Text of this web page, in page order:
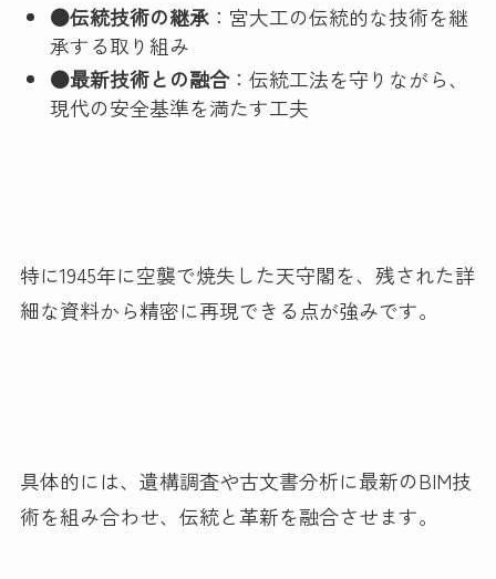
●伝統技術の継承：宮大工の伝統的な技術を継
承する取り組み
●最新技術との融合：伝統工法を守りながら、
現代の安全基準を満たす工夫
特に1945年に空襲で焼失した天守閣を、残された詳
細な資料から精密に再現できる点が強みです。
具体的には、遺構調査や古文書分析に最新のBIM技
術を組み合わせ、伝統と革新を融合させます。